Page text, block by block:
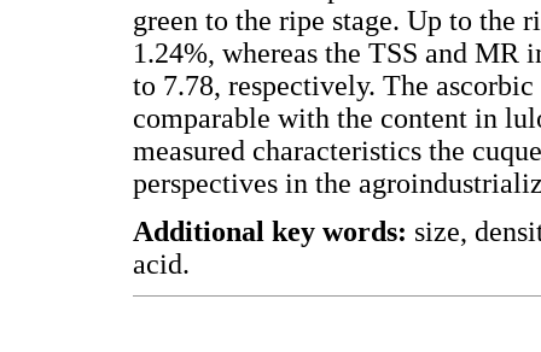
green to the ripe stage. Up to the
1.24%, whereas the TSS and MR
to 7.78, respectively. The
comparable with the content in
measured characteristics the
perspectives in the
Additional key words: size,
acid.